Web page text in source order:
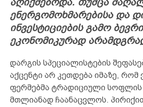
ენერგომოხმარებისა და
ინვესტიციების გამო
ეკონომიკურად
დარგის სპეციალისტების
აქცენტი არ კეთდება იმაზე,
ფერმებმა ტრადიციული სოფლის
მთლიანად ჩაანაცვლოს.